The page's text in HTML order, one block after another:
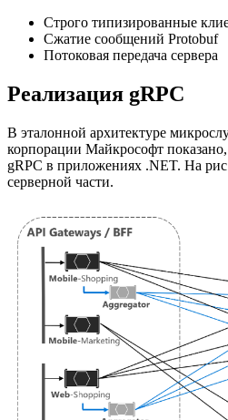
Строго типизированные
Сжатие сообщений Protobuf
Потоковая передача сервера
Реализация gRPC
В эталонной архитектуре
корпорации Майкрософт
gRPC в приложениях .NET. На
серверной части.